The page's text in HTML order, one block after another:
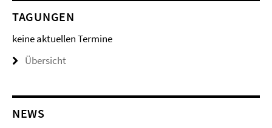
TAGUNGEN
keine aktuellen Termine
Übersicht
NEWS